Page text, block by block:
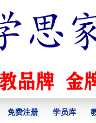
免费注册 学员库